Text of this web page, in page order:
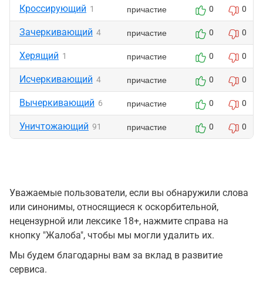
Кроссирующий 1 причастие 0 0
Зачеркивающий 4 причастие 0 0
Херящий 1 причастие 0 0
Исчеркивающий 4 причастие 0 0
Вычеркивающий 6 причастие 0 0
Уничтожающий 91 причастие 0 0
Уважаемые пользователи, если вы обнаружили слова
или синонимы, относящиеся к оскорбительной,
нецензурной или лексике 18+, нажмите справа на
кнопку "Жалоба", чтобы мы могли удалить их.
Мы будем благодарны вам за вклад в развитие
сервиса.